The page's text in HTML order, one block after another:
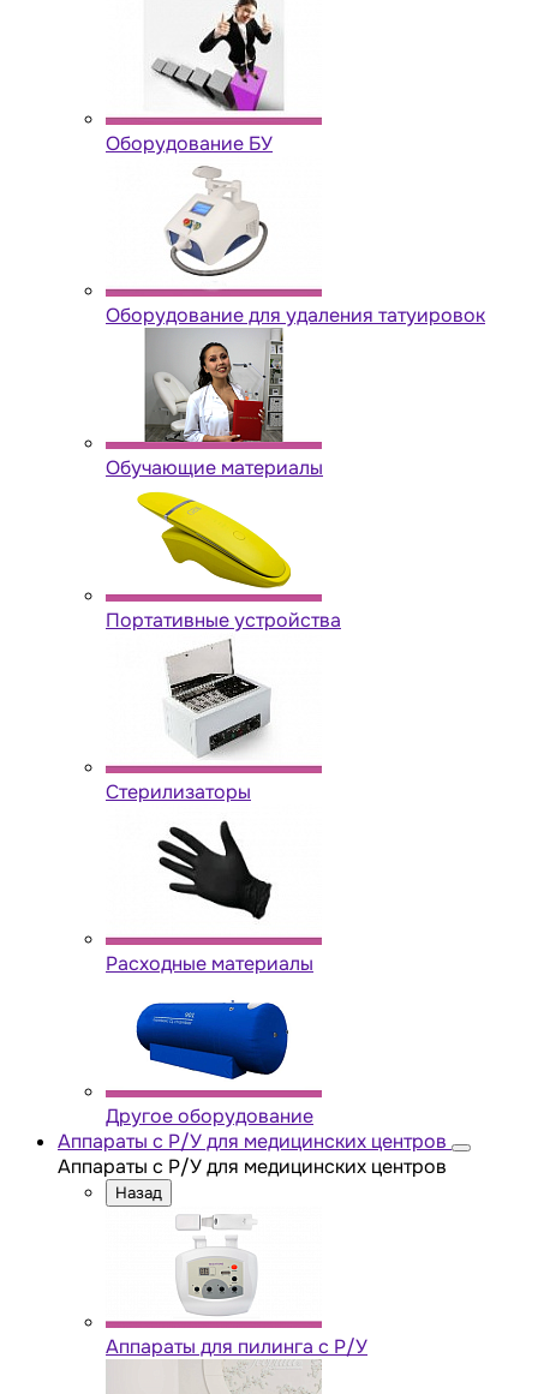
Оборудование БУ
Оборудование для удаления татуировок
Обучающие материалы
Портативные устройства
Стерилизаторы
Расходные материалы
Другое оборудование
Аппараты с Р/У для медицинских центров
Аппараты с Р/У для медицинских центров
Назад
Аппараты для пилинга с Р/У